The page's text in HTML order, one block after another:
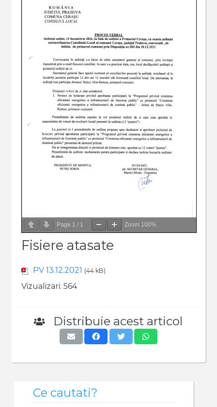
Page 1 / 1 Zoom 100%
Fisiere atasate
PV 13.12.2021 (44 kB)
Vizualizari: 564
Distribuie acest articol
Ce cautati?